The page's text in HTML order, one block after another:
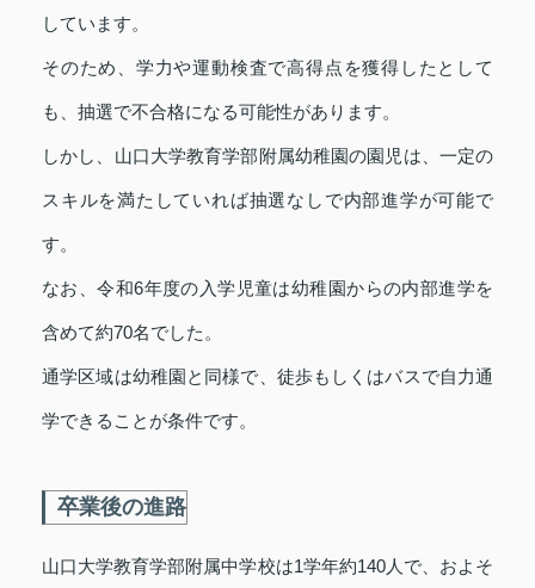
しています。
そのため、学力や運動検査で高得点を獲得したとして
も、抽選で不合格になる可能性があります。
しかし、山口大学教育学部附属幼稚園の園児は、一定の
スキルを満たしていれば抽選なしで内部進学が可能で
す。
なお、令和6年度の入学児童は幼稚園からの内部進学を
含めて約70名でした。
通学区域は幼稚園と同様で、徒歩もしくはバスで自力通
学できることが条件です。
卒業後の進路
山口大学教育学部附属中学校は1学年約140人で、およそ